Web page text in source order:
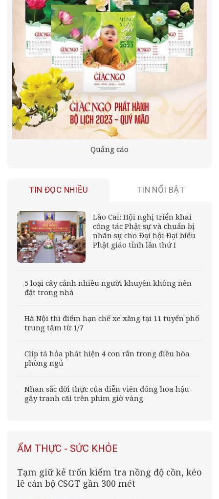
Quảng cáo
TIN ĐỌC NHIỀU TIN NỔI BẬT
Lào Cai: Hội nghị triển khai
công tác Phật sự và chuẩn bị
nhân sự cho Đại hội Đại biểu
Phật giáo tỉnh lần thứ I
5 loại cây cảnh nhiều người khuyên không nên
đặt trong nhà
Hà Nội thí điểm hạn chế xe xăng tại 11 tuyến phố
trung tâm từ 1/7
Clip tá hỏa phát hiện 4 con rắn trong điều hòa
phòng ngủ
Nhan sắc đời thực của diễn viên đóng hoa hậu
gây tranh cãi trên phim giờ vàng
ẨM THỰC - SỨC KHỎE
Tạm giữ kẻ trốn kiểm tra nồng độ cồn, kéo
lê cán bộ CSGT gần 300 mét